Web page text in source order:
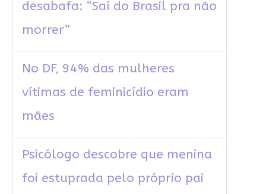
desabafa: “Saí do Brasil pra não
morrer”
No DF, 94% das mulheres
vítimas de feminicídio eram
mães
Psicólogo descobre que menina
foi estuprada pelo próprio pai